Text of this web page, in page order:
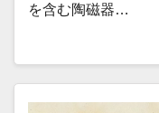
を含む陶磁器…